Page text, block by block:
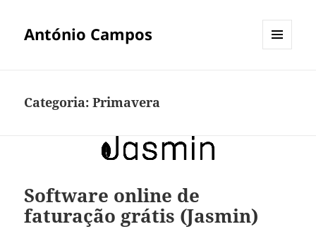
António Campos
Categoria:Primavera
Software online de
faturação grátis (Jasmin)